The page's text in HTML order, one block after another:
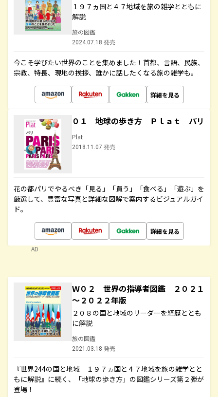
１９７ヵ国と４７地域を旅の雑学とともに
解説
旅の図鑑
2024.07.18 発売
今こそ学びたい世界のことを集めました！首都、言語、民族、
宗教、特長、現地の挨拶、誰かに話したくなる旅の雑学も。
詳細を見る
０１ 地球の歩き方 Ｐｌａｔ パリ
Plat
2018.11.07 発売
花の都パリでやるべき「見る」「買う」「食べる」「遊ぶ」を
厳選して、豊富な写真と詳細な図解で案内するビジュアルガイ
ド。
詳細を見る
AD
Ｗ０２ 世界の指導者図鑑 ２０２１
～２０２２年版
２０８の国と地域のリーダーを経歴ととも
に解説
旅の図鑑
2021.03.18 発売
『世界244の国と地域 １９７ヵ国と４７地域を旅の雑学とと
もに解説』に続く、「地球の歩き方」の図鑑シリーズ第２弾が
登場！